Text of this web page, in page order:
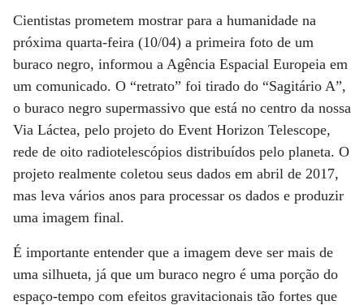
Cientistas prometem mostrar para a humanidade na
próxima quarta-feira (10/04) a primeira foto de um
buraco negro, informou a Agência Espacial Europeia em
um comunicado. O “retrato” foi tirado do “Sagitário A”,
o buraco negro supermassivo que está no centro da nossa
Via Láctea, pelo projeto do Event Horizon Telescope,
rede de oito radiotelescópios distribuídos pelo planeta. O
projeto realmente coletou seus dados em abril de 2017,
mas leva vários anos para processar os dados e produzir
uma imagem final.
É importante entender que a imagem deve ser mais de
uma silhueta, já que um buraco negro é uma porção do
espaço-tempo com efeitos gravitacionais tão fortes que